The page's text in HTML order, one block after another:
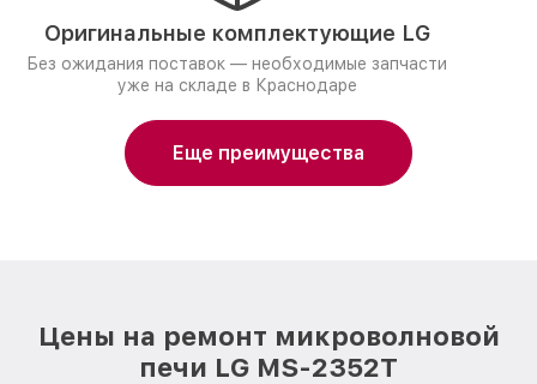
Оригинальные комплектующие LG
Без ожидания поставок — необходимые запчасти
уже на складе в Краснодаре
Еще преимущества
Цены на ремонт микроволновой
печи LG MS-2352T